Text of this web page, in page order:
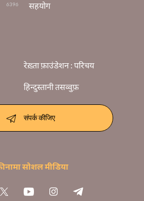
6396 सहयोग
रेख़्ता फ़ाउंडेशन : परिचय
हिन्दुस्तानी तसव्वुफ़
संपर्क कीजिए
सोशल मीडिया